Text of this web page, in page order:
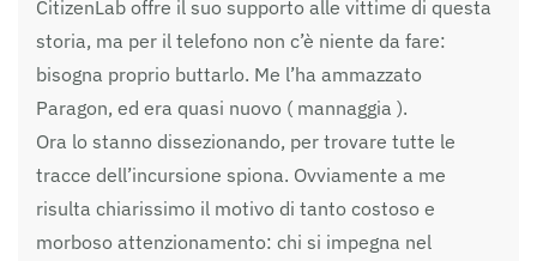
CitizenLab offre il suo supporto alle vittime di questa
storia, ma per il telefono non c’è niente da fare:
bisogna proprio buttarlo. Me l’ha ammazzato
Paragon, ed era quasi nuovo ( mannaggia ).
Ora lo stanno dissezionando, per trovare tutte le
tracce dell’incursione spiona. Ovviamente a me
risulta chiarissimo il motivo di tanto costoso e
morboso attenzionamento: chi si impegna nel